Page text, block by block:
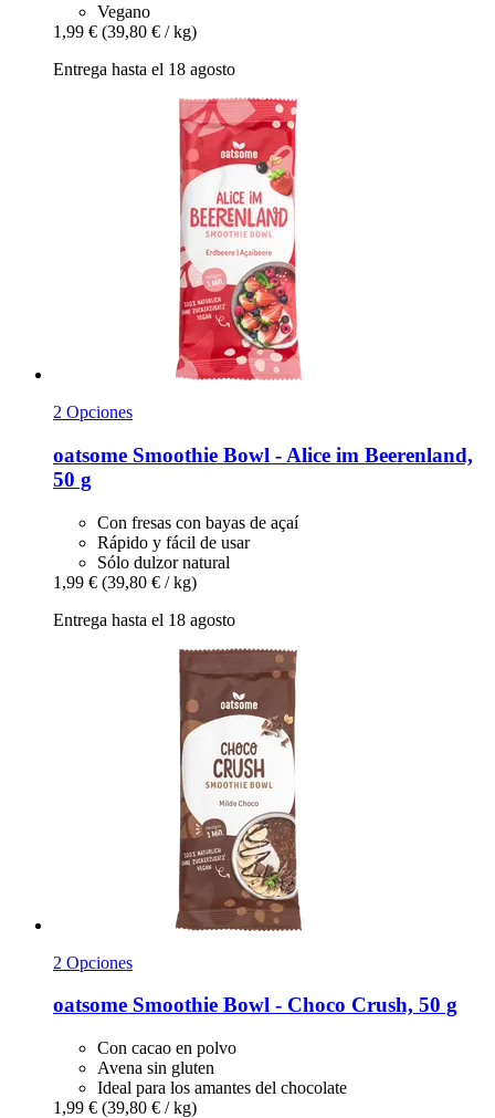
Vegano
1,99 € (39,80 € / kg)
Entrega hasta el 18 agosto
2 Opciones
oatsome Smoothie Bowl -​ Alice im Beerenland,
50 g
Con fresas con bayas de açaí
Rápido y fácil de usar
Sólo dulzor natural
1,99 € (39,80 € / kg)
Entrega hasta el 18 agosto
2 Opciones
oatsome Smoothie Bowl -​ Choco Crush, 50 g
Con cacao en polvo
Avena sin gluten
Ideal para los amantes del chocolate
1,99 € (39,80 € / kg)